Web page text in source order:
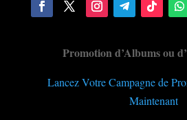
Promotion d’Albums ou
Lancez Votre Campagne de
Maintenant